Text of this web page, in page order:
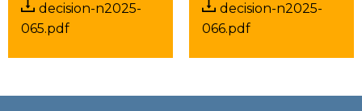
decision-n2025-
065.pdf
decision-n2025-
066.pdf